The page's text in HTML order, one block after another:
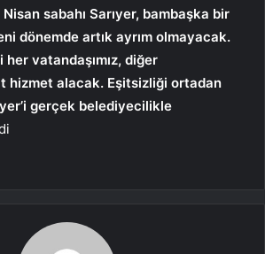
Nisan sabahı Sarıyer, bambaşka bir
dönemde artık ayrım olmayacak.
vatandaşımız, diğer
hizmet alacak. Eşitsizliği ortadan
gerçek belediyecilikle